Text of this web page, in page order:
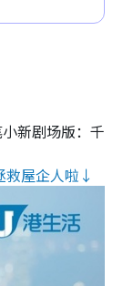
新剧场版：千
救屋企人啦↓